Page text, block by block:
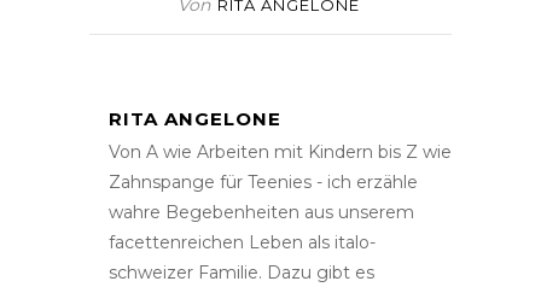
RITA ANGELONE
RITA ANGELONE
Von A wie Arbeiten mit Kindern bis Z wie
Zahnspange für Teenies - ich erzähle
wahre Begebenheiten aus unserem
facettenreichen Leben als italo-
schweizer Familie. Dazu gibt es